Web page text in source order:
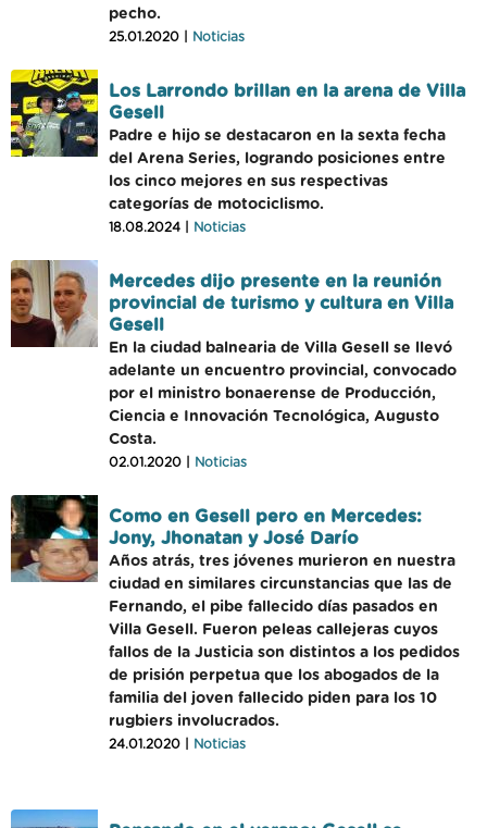
pecho.
25.01.2020 | Noticias
Los Larrondo brillan en la arena de Villa
Gesell
Padre e hijo se destacaron en la sexta fecha
del Arena Series, logrando posiciones entre
los cinco mejores en sus respectivas
categorías de motociclismo.
18.08.2024 | Noticias
Mercedes dijo presente en la reunión
provincial de turismo y cultura en Villa
Gesell
En la ciudad balnearia de Villa Gesell se llevó
adelante un encuentro provincial, convocado
por el ministro bonaerense de Producción,
Ciencia e Innovación Tecnológica, Augusto
Costa.
02.01.2020 | Noticias
Como en Gesell pero en Mercedes:
Jony, Jhonatan y José Darío
Años atrás, tres jóvenes murieron en nuestra
ciudad en similares circunstancias que las de
Fernando, el pibe fallecido días pasados en
Villa Gesell. Fueron peleas callejeras cuyos
fallos de la Justicia son distintos a los pedidos
de prisión perpetua que los abogados de la
familia del joven fallecido piden para los 10
rugbiers involucrados.
24.01.2020 | Noticias